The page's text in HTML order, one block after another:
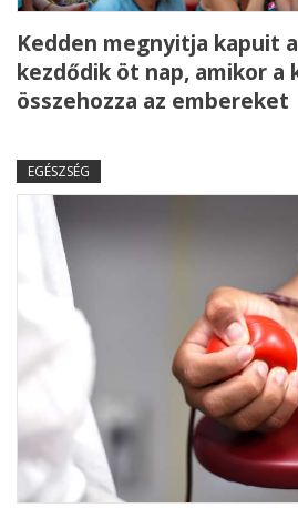
Kedden megnyitja kapuit
kezdődik öt nap, amikor a
összehozza az embereket
EGÉSZSÉG